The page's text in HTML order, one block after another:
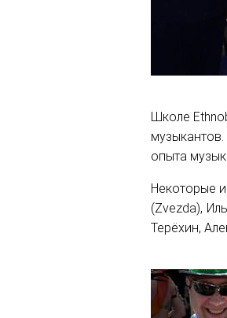
Школе
опыта
Некоторые
(Zvezda),
Терёхин,